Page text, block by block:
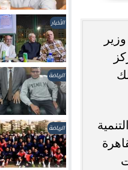
الأخبار
الرياضة
الرياضة